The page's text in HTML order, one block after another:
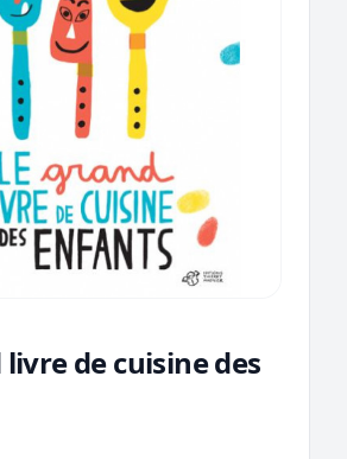
de cuisine des